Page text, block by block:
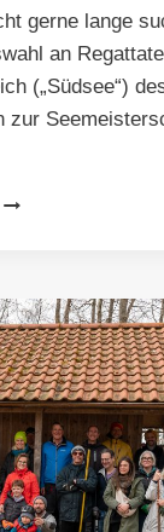
gerne lange
an
(„Südsee“)
zur